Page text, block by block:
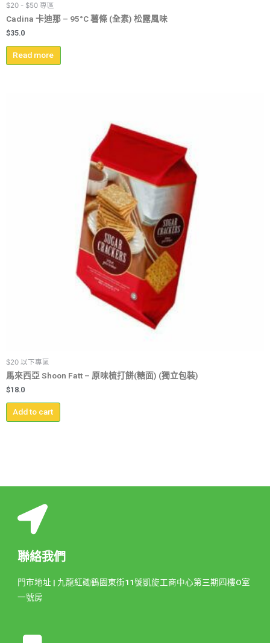
$20 - $50 專區
Cadina 卡迪那 – 95°C 薯條 (全素) 松露風味
$35.0
Read more
$20 以下專區
馬來西亞 Shoon Fatt – 原味梳打餅(糖面) (獨立包裝)
$18.0
Add to cart
聯絡我們
門市地址 | 九龍紅磡鶴園東街11號凱旋工商中心第三期四樓O室
一號房